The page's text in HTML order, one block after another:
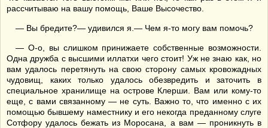
рассчитываю на вашу помощь, Ваше Высочество.
— Вы бредите?— удивился я.— Чем я-то могу вам помочь?
— О-о, вы слишком принижаете собственные возможности.
Одна дружба с высшими иллатхи чего стоит! Уж не знаю как, но
вам удалось перетянуть на свою сторону самых кровожадных
чудовищ, каких только удалось обезвредить и заточить в
специальное хранилище на острове Клерши. Вам или кому-то
еще, с вами связанному — не суть. Важно то, что именно с их
помощью бывшему наместнику и его некогда преданному слуге
Сотфору удалось бежать из Моросана, а вам — проникнуть в